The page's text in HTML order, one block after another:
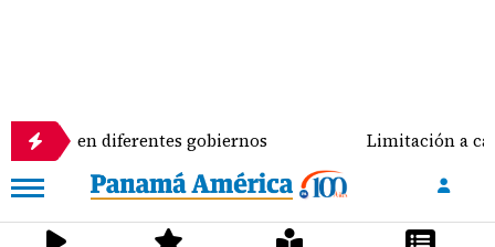
en diferentes gobiernos Limitación a